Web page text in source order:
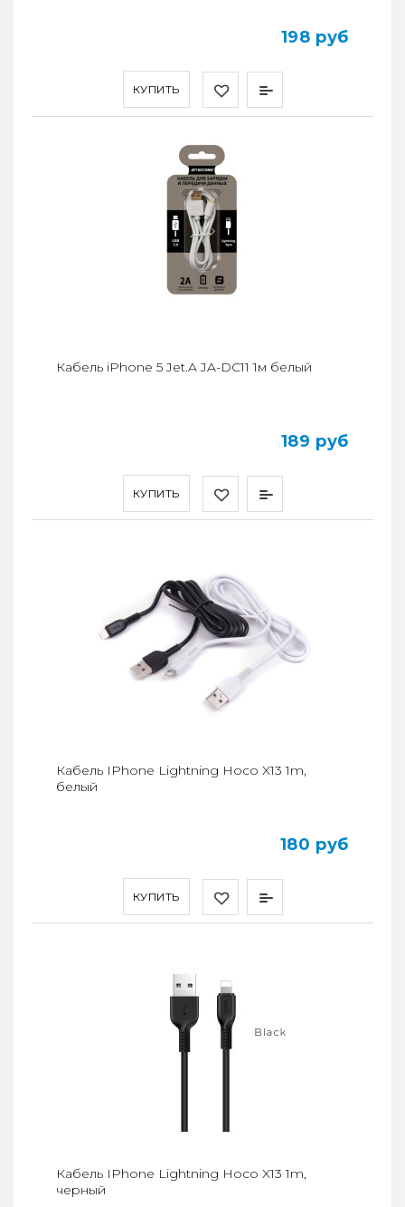
КУПИТЬ
198 руб
КУПИТЬ
Кабель iPhone 5 Jet.A JA-DC11 1м белый
189 руб
КУПИТЬ
Кабель IPhone Lightning Hoco X13 1m,
белый
180 руб
Кабель IPhone Lightning Hoco X13 1m,
черный